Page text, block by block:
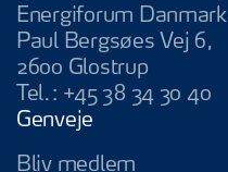
Energiforum Danmark
Paul Bergsøes Vej 6,
2600 Glostrup
Tel.: +45 38 34 30 40
Genveje
Bliv medlem